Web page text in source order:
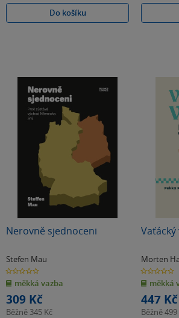
Do košíku
Nerovně sjednoceni
Stefen Mau
0.0
z
5
hvězdiček
měkká vazba
309 Kč
Běžně 345 Kč
Vaťácký
Morten
Kallioniemi
0.0
z
5
hvězdiček
měkká
447 Kč
Běžně499